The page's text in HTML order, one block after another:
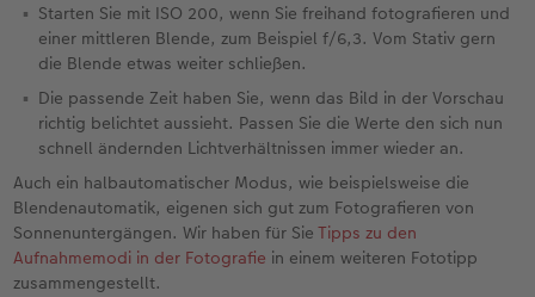
Starten Sie mit ISO 200, wenn Sie freihand fotografieren und
einer mittleren Blende, zum Beispiel f/6,3. Vom Stativ gern
die Blende etwas weiter schließen.
Die passende Zeit haben Sie, wenn das Bild in der Vorschau
richtig belichtet aussieht. Passen Sie die Werte den sich nun
schnell ändernden Lichtverhältnissen immer wieder an.
Auch ein halbautomatischer Modus, wie beispielsweise die
Blendenautomatik, eigenen sich gut zum Fotografieren von
Sonnenuntergängen. Wir haben für SieTipps zu den
Aufnahmemodi in der Fotografie in einem weiteren Fototipp
zusammengestellt.